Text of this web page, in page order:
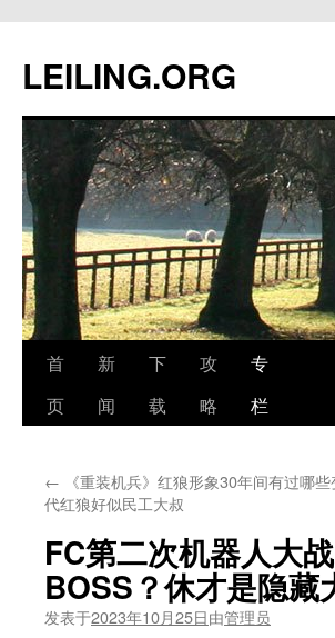
文
LEILING.ORG
首
页
新
闻
下
载
攻
略
专
栏
← 《重装机兵》红狼形象30年间有过哪
代红狼好似民工大叔
FC第二次机器人大
BOSS？休才是隐藏
发表于2023年10月25日由管理员